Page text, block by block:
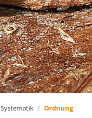
Systematik Ordnung